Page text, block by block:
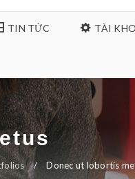
TIN TỨC TÀI
/ Donec ut lobortis